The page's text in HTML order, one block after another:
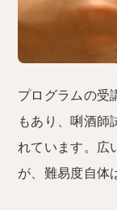
プログラムの受
もあり、唎酒師
れています。広
が、難易度自体